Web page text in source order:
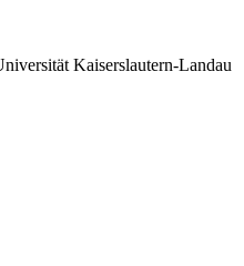
Kaiserslautern-Landau